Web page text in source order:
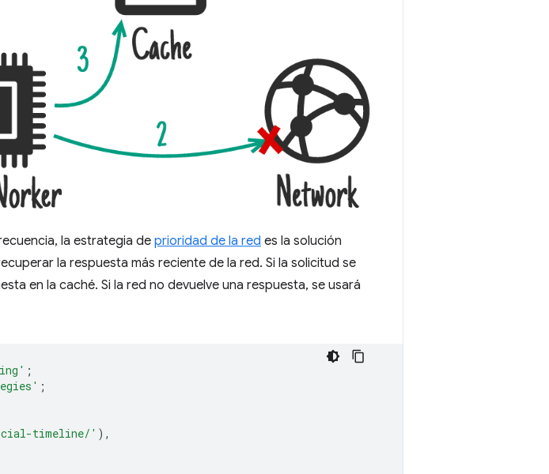
la estrategia de prioridad de la red es la solución
la respuesta más reciente de la red. Si la solicitud se
en la caché. Si la red no devuelve una respuesta, se usará
;
;
timeline/' ),